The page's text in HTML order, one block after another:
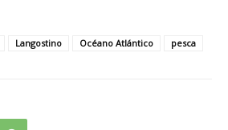
Langostino Océano Atlántico pesca